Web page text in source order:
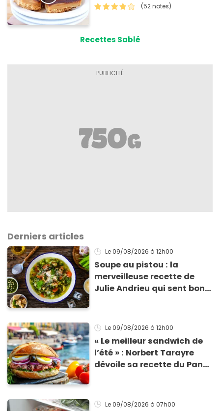
(52 notes)
Recettes Sablé
Derniers articles
Le 09/08/2026 à 12h00
Soupe au pistou : la
merveilleuse recette de
Julie Andrieu qui sent bon
Le 09/08/2026 à 12h00
« Le meilleur sandwich de
l’été » : Norbert Tarayre
dévoile sa recette du Pan
Le 09/08/2026 à 07h00